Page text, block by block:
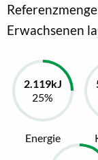
Erwachsenen
Energie